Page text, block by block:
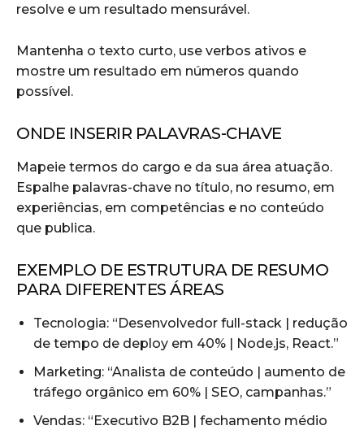
resolve e um resultado mensurável.
Mantenha o texto curto, use verbos ativos e
mostre um resultado em números quando
possível.
ONDE INSERIR PALAVRAS-CHAVE
Mapeie termos do cargo e da sua área atuação.
Espalhe palavras-chave no título, no resumo, em
experiências, em competências e no conteúdo
que publica.
EXEMPLO DE ESTRUTURA DE RESUMO
PARA DIFERENTES ÁREAS
Tecnologia: “Desenvolvedor full-stack | redução
de tempo de deploy em 40% | Node.js, React.”
Marketing: “Analista de conteúdo | aumento de
tráfego orgânico em 60% | SEO, campanhas.”
Vendas: “Executivo B2B | fechamento médio